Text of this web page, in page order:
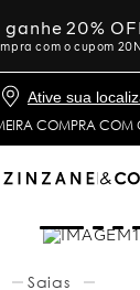
ganhe 20%
com o cupom
Ative sua
COMPRA COM
Saias